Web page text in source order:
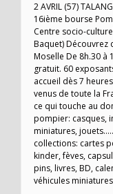
2 AVRIL (57)
16ième bourse
Centre socio-
Baquet) Découvrez
Moselle De 8h.30 à
gratuit. 60
accueil dès 7
venus de toute la
ce qui touche au
pompier: casques,
miniatures,
collections: cartes
kinder, fèves,
pins, livres, BD,
véhicules